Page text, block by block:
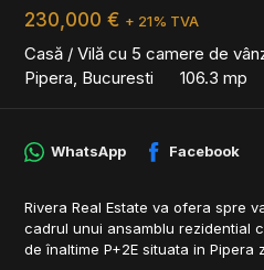
230,000 € + 21% TVA
Casă / Vilă cu 5 camere de
Pipera, Bucuresti
106.3 mp
WhatsApp Facebook
Rivera Real Estate va ofera spre
cadrul unui ansamblu rezidential
de înaltime P+2E situata in Pipera